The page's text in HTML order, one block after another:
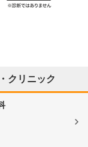
クリニック